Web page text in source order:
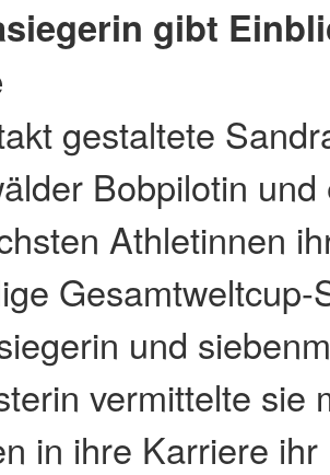
gibt
gestaltete
Bobpilotin und
Athletinnen
Gesamtweltcup-
und
vermittelte sie
in ihre Karriere